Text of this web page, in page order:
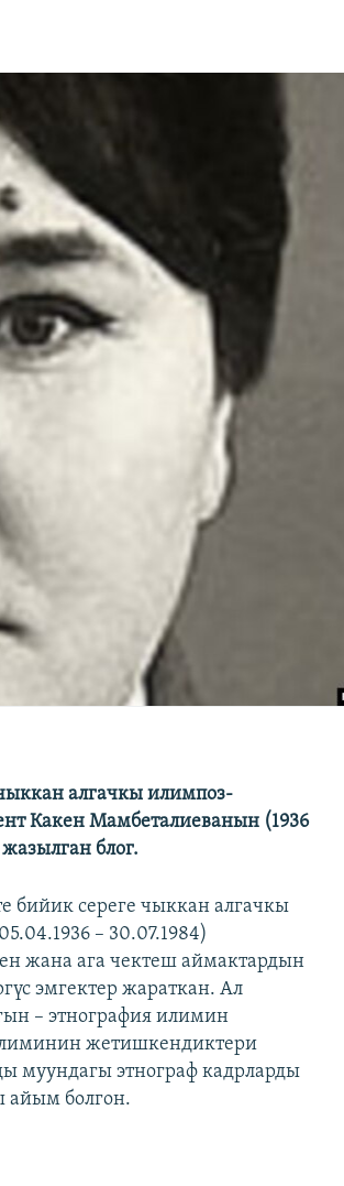
алгачкы илимпоз-
Какен Мамбеталиеванын (1936
блог.
бийик сереге чыккан алгачкы
– 30.07.1984)
жана ага чектеш аймактардын
эмгектер жараткан. Ал
– этнография илимин
жетишкендиктери
муундагы этнограф кадрларды
айым болгон.